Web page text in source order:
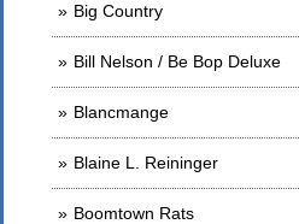
Big Country
Bill Nelson / Be Bop Deluxe
Blancmange
Blaine L. Reininger
Boomtown Rats